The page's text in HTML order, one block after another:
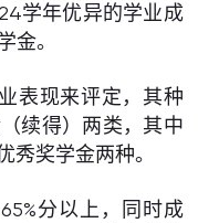
学年优异的学业成
金。
表现来评定，其种
续得）两类，其中
秀奖学金两种。
65%分以上，同时成